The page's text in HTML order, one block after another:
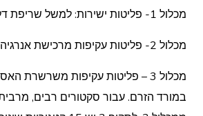
מכלול 1- פליטות ישירות: למשל שריפת דלק
מכלול 2- פליטות עקיפות מרכישת אנרגיה. למשל, חשמל
מכלול 3 – פליטות עקיפות משרשרת
במורד הזרם. עבור סקטורים רבים, מרבית